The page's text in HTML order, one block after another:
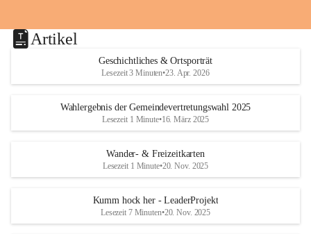
Artikel
Geschichtliches & Ortsporträt
Lesezeit 3 Minuten•23. Apr. 2026
Wahlergebnis der Gemeindevertretungswahl 2025
Lesezeit 1 Minute•16. März 2025
Wander- & Freizeitkarten
Lesezeit 1 Minute•20. Nov. 2025
Kumm hock her - LeaderProjekt
Lesezeit 7 Minuten•20. Nov. 2025